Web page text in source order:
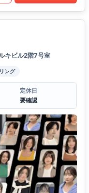
キビル2階7号室
ング
定休日
要確認